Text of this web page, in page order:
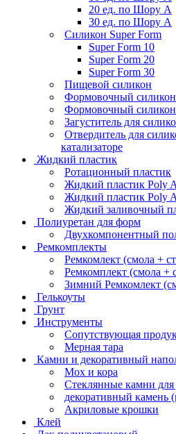
20 ед. по Шору А
30 ед. по Шору А
Силикон Super Form
Super Form 10
Super Form 20
Super Form 30
Пищевой силикон
Формовочный
Формовочный силикон
Загуститель для
Отвердитель для
катализаторе
Жидкий пластик
Ротационный пластик
Жидкий пластик Poly
Жидкий пластик Poly
Жидкий заливочный
Полиуретан для форм
Двухкомпонентный
Ремкомплекты
Ремкомлект (смола +
Ремкомплект (смола +
Зимний Ремкомлект
Гелькоуты
Грунт
Инструменты
Сопутствующая
Мерная тара
Камни и декоративный
Мох и кора
Стеклянные камни для
декоративный камень
Акриловые крошки
Клей